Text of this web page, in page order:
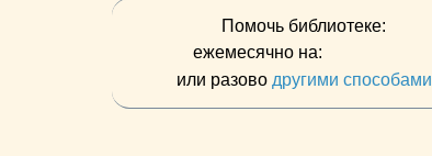
Помочь библиотеке:
ежемесячно на:
или разово другими способами